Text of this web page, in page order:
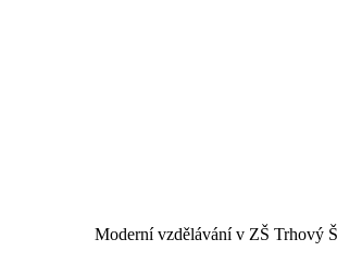
Moderní vzdělávání v ZŠ Trhový